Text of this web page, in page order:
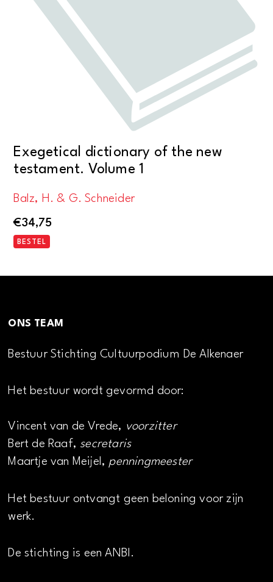
Exegetical dictionary of the new
testament. Volume 1
Balz, H. & G. Schneider
€34,75
BESTEL
ONS TEAM
Bestuur Stichting Cultuurpodium De Alkenaer
Het bestuur wordt gevormd door:
Vincent van de Vrede, voorzitter
Bert de Raaf, secretaris
Maartje van Meijel, penningmeester
Het bestuur ontvangt geen beloning voor zijn
werk.
De stichting is een ANBI.